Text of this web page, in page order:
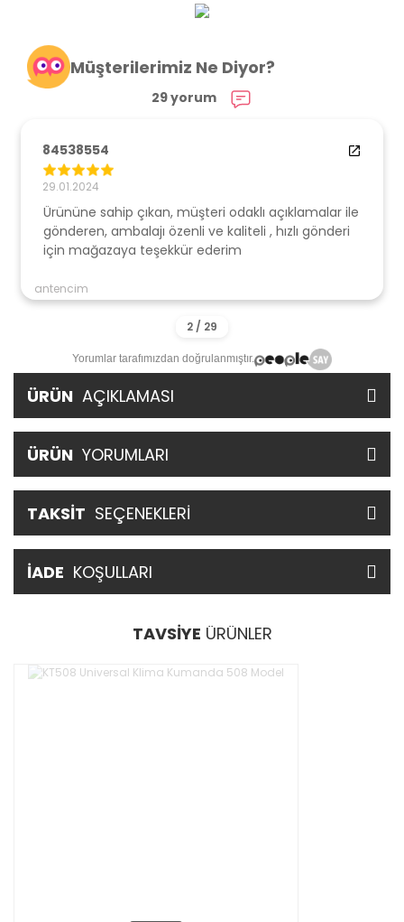
Müşterilerimiz Ne Diyor?
29 yorum
84538554
29.01.2024
Ürününe sahip çıkan, müşteri odaklı açıklamalar ile
gönderen, ambalajı özenli ve kaliteli , hızlı gönderi
için mağazaya teşekkür ederim
antencim
Yorumlar tarafımızdan doğrulanmıştır.
ÜRÜN AÇIKLAMASI
ÜRÜN YORUMLARI
TAKSİT SEÇENEKLERİ
İADE KOŞULLARI
TAVSİYE ÜRÜNLER